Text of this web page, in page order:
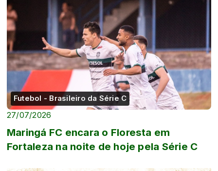
Futebol - Brasileiro da Série C
27/07/2026
Maringá FC encara o Floresta em
Fortaleza na noite de hoje pela Série C